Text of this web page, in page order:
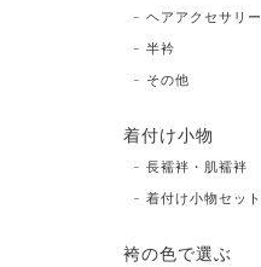
ヘアアクセサリー
半衿
その他
着付け小物
長襦袢・肌襦袢
着付け小物セット
袴の色で選ぶ